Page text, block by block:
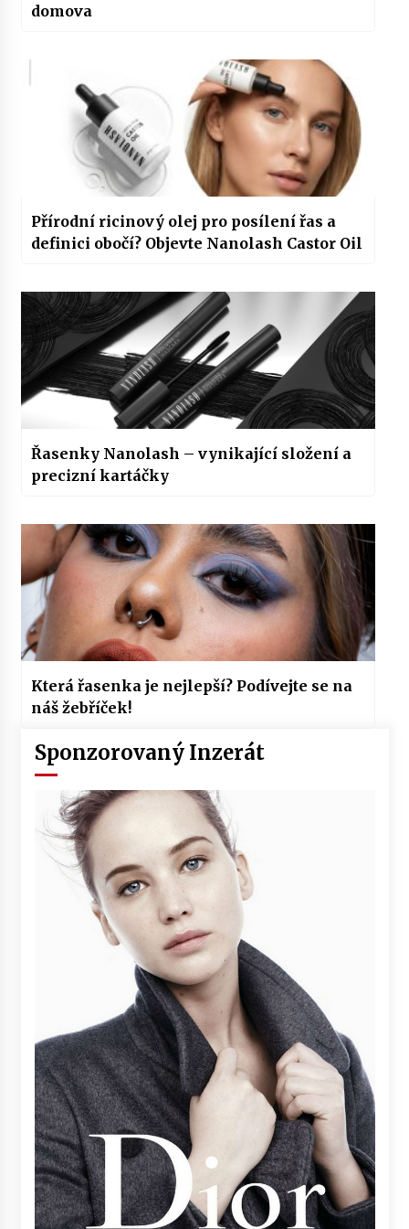
domova
Přírodní ricinový olej pro posílení řas a
definici obočí? Objevte Nanolash Castor Oil
Řasenky Nanolash – vynikající složení a
precizní kartáčky
Která řasenka je nejlepší? Podívejte se na
náš žebříček!
Sponzorovaný Inzerát